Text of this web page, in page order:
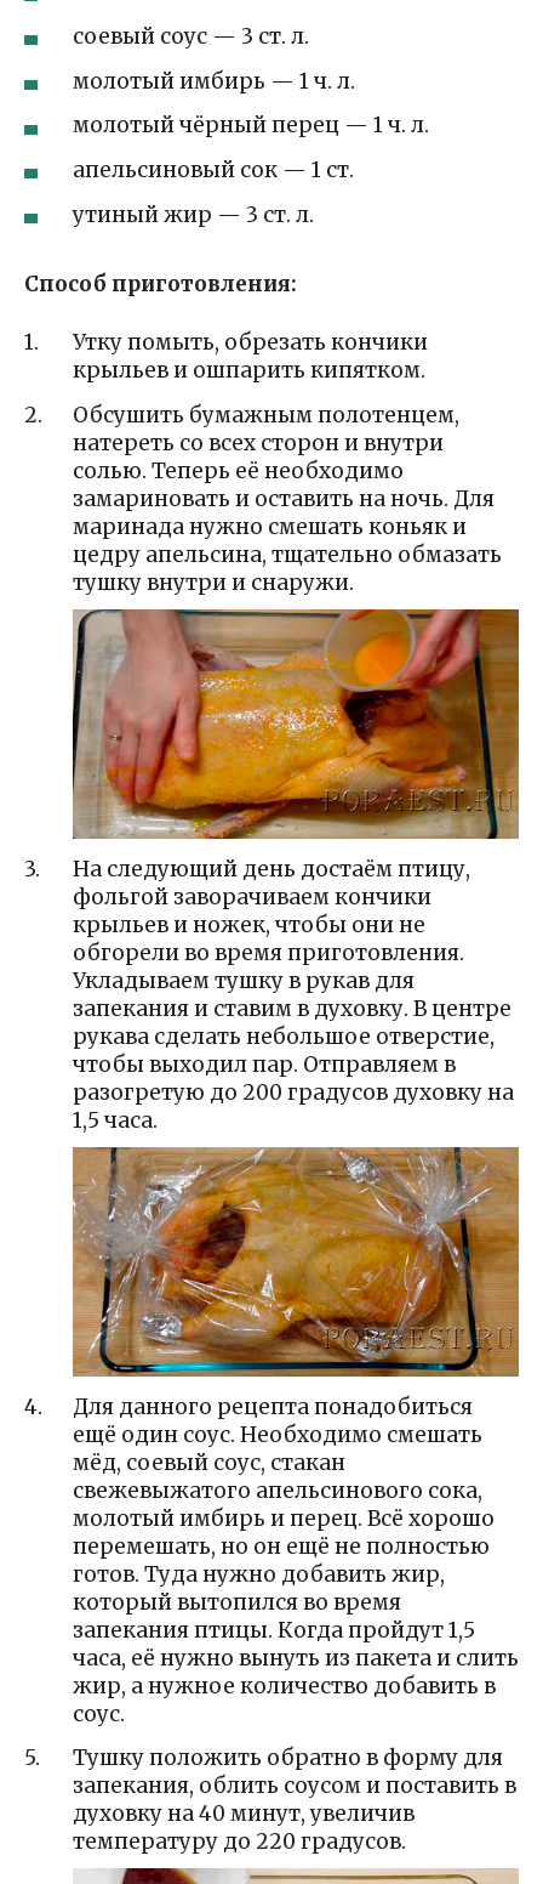
соевый соус — 3 ст. л.
молотый имбирь — 1 ч. л.
молотый чёрный перец — 1 ч. л.
апельсиновый сок — 1 ст.
утиный жир — 3 ст. л.
Способ приготовления:
Утку помыть, обрезать кончики
крыльев и ошпарить кипятком.
Обсушить бумажным полотенцем,
натереть со всех сторон и внутри
солью. Теперь её необходимо
замариновать и оставить на ночь. Для
маринада нужно смешать коньяк и
цедру апельсина, тщательно обмазать
тушку внутри и снаружи.
На следующий день достаём птицу,
фольгой заворачиваем кончики
крыльев и ножек, чтобы они не
обгорели во время приготовления.
Укладываем тушку в рукав для
запекания и ставим в духовку. В центре
рукава сделать небольшое отверстие,
чтобы выходил пар. Отправляем в
разогретую до 200 градусов духовку на
1,5 часа.
Для данного рецепта понадобиться
ещё один соус. Необходимо смешать
мёд, соевый соус, стакан
свежевыжатого апельсинового сока,
молотый имбирь и перец. Всё хорошо
перемешать, но он ещё не полностью
готов. Туда нужно добавить жир,
который вытопился во время
запекания птицы. Когда пройдут 1,5
часа, её нужно вынуть из пакета и слить
жир, а нужное количество добавить в
соус.
Тушку положить обратно в форму для
запекания, облить соусом и поставить в
духовку на 40 минут, увеличив
температуру до 220 градусов.